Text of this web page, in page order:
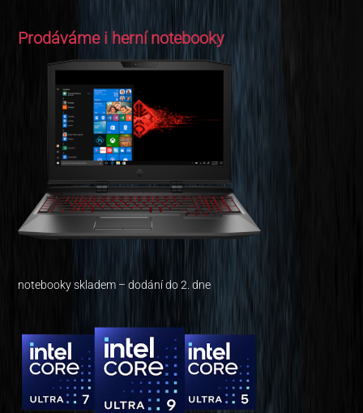
Prodáváme i herní notebooky
notebooky skladem – dodání do 2. dne